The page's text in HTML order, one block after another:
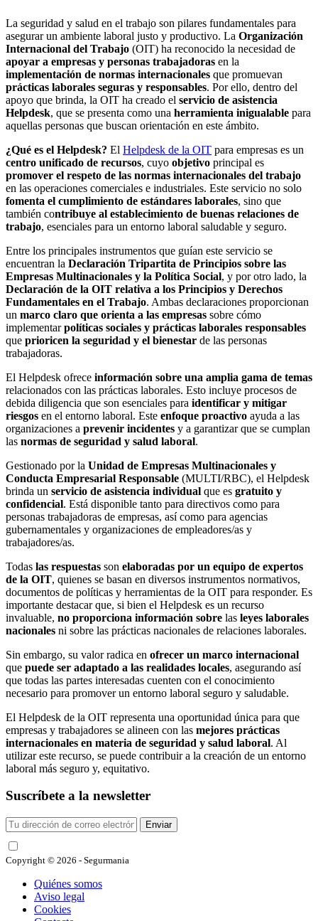
La seguridad y salud en el trabajo son pilares fundamentales para
asegurar un ambiente laboral justo y productivo. La Organización
Internacional del Trabajo (OIT) ha reconocido la necesidad de
apoyar a empresas y personas trabajadoras en la
implementación de normas internacionales que promuevan
prácticas laborales seguras y responsables. Por ello, dentro del
apoyo que brinda, la OIT ha creado el servicio de asistencia
Helpdesk, que se presenta como una herramienta inigualable para
aquellas personas que buscan orientación en este ámbito.
¿Qué es el Helpdesk? El Helpdesk de la OIT para empresas es un
centro unificado de recursos, cuyo objetivo principal es
promover el respeto de las normas internacionales del trabajo
en las operaciones comerciales e industriales. Este servicio no solo
fomenta el cumplimiento de estándares laborales, sino que
también contribuye al establecimiento de buenas relaciones de
trabajo, esenciales para un entorno laboral saludable y seguro.
Entre los principales instrumentos que guían este servicio se
encuentran la Declaración Tripartita de Principios sobre las
Empresas Multinacionales y la Política Social, y por otro lado, la
Declaración de la OIT relativa a los Principios y Derechos
Fundamentales en el Trabajo. Ambas declaraciones proporcionan
un marco claro que orienta a las empresas sobre cómo
implementarpolíticas sociales y prácticas laborales responsables
que prioricen la seguridad y el bienestar de las personas
trabajadoras.
El Helpdesk ofrece información sobre una amplia gama de temas
relacionados con las prácticas laborales. Esto incluye procesos de
debida diligencia que son esenciales para identificar y mitigar
riesgos en el entorno laboral. Este enfoque proactivo ayuda a las
organizaciones a prevenir incidentes y a garantizar que se cumplan
las normas de seguridad y salud laboral.
Gestionado por la Unidad de Empresas Multinacionales y
Conducta Empresarial Responsable (MULTI/RBC), el Helpdesk
brinda un servicio de asistencia individual que es gratuito y
confidencial. Está disponible tanto para directivos como para
personas trabajadoras de empresas, así como para agencias
gubernamentales y organizaciones de empleadores/as y
trabajadores/as.
Todas las respuestas son elaboradas por un equipo de expertos
de la OIT, quienes se basan en diversos instrumentos normativos,
documentos de políticas y herramientas de la OIT para responder. Es
importante destacar que, si bien el Helpdesk es un recurso
invaluable, no proporciona información sobre las leyes laborales
nacionales ni sobre las prácticas nacionales de relaciones laborales.
Sin embargo, su valor radica en ofrecer un marco internacional
que puede ser adaptado a las realidades locales, asegurando así
que todas las partes interesadas cuenten con el conocimiento
necesario para promover un entorno laboral seguro y saludable.
El Helpdesk de la OIT representa una oportunidad única para que
empresas y trabajadores se alineen con las mejores prácticas
internacionales en materia de seguridad y salud laboral. Al
utilizar este recurso, se puede contribuir a la creación de un entorno
laboral más seguro y, equitativo.
Suscríbete a la newsletter
Enviar
Copyright © 2026 - Segurmania
Quiénes somos
Aviso legal
Cookies